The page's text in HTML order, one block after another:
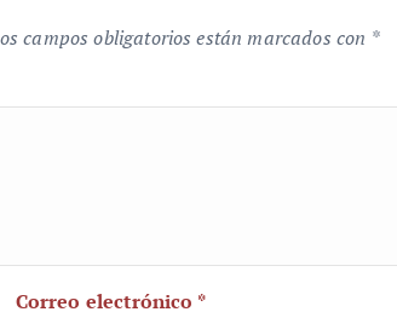
campos obligatorios están marcados con *
Correo electrónico *